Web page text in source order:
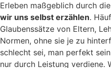
Erleben maßgeblich durch die
wir uns selbst erzählen.
Glaubenssätze von Eltern,
Normen, ohne sie je zu
schlecht sei, man perfekt
nur durch Leistung verdiene.